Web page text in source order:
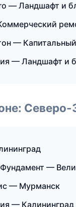
— Ландшафт и
—
— Ландшафт и
—
— Мурманск
— Калининград